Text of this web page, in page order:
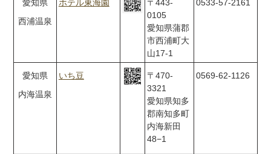
愛知県
西浦温泉
ホテル東海園
〒443-
0105
愛知県蒲郡
市西浦町大
山17-1
0533-57-2161
愛知県
内海温泉
いち豆
〒470-
3321
愛知県知多
郡南知多町
内海新田
48−1
0569-62-1126